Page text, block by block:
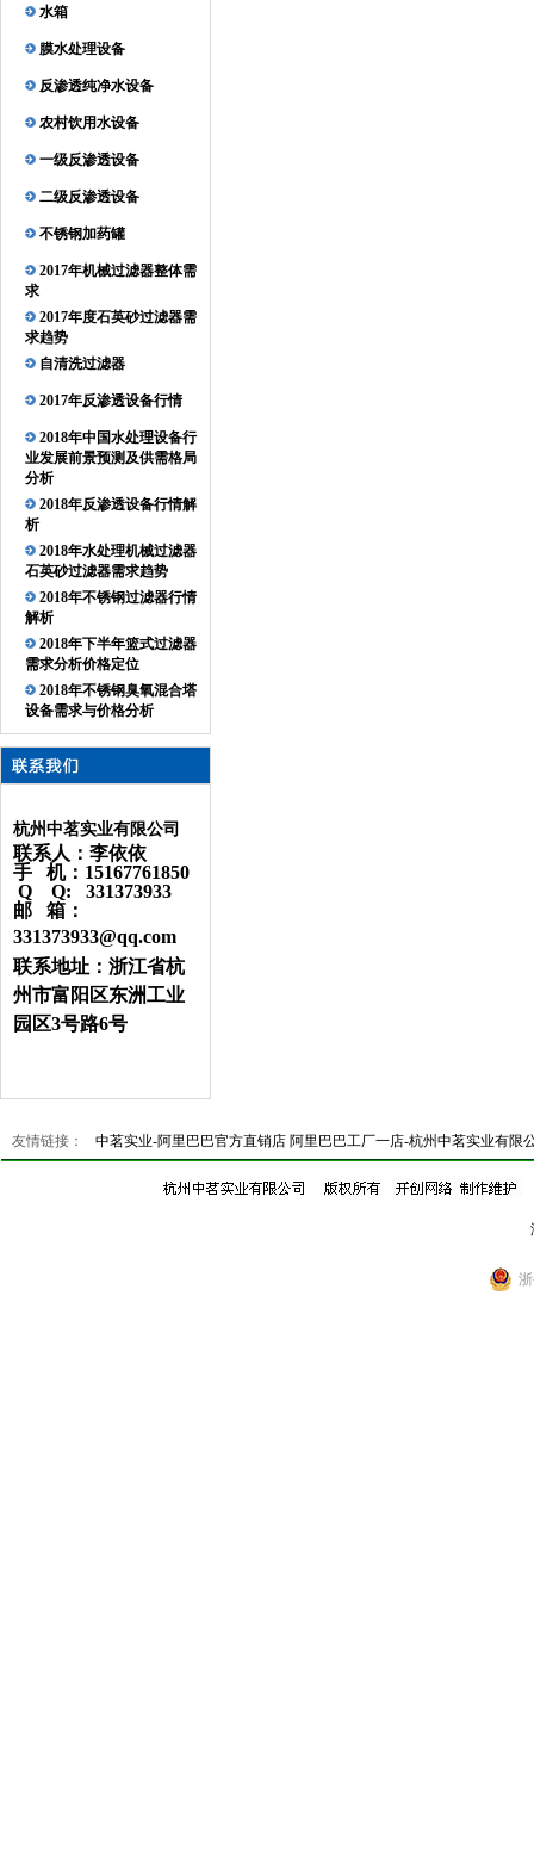
水箱
膜水处理设备
反渗透纯净水设备
农村饮用水设备
一级反渗透设备
二级反渗透设备
不锈钢加药罐
2017年机械过滤器整体需
求
2017年度石英砂过滤器需
求趋势
自清洗过滤器
2017年反渗透设备行情
2018年中国水处理设备行
业发展前景预测及供需格局
分析
2018年反渗透设备行情解
析
2018年水处理机械过滤器
石英砂过滤器需求趋势
2018年不锈钢过滤器行情
解析
2018年下半年篮式过滤器
需求分析价格定位
2018年不锈钢臭氧混合塔
设备需求与价格分析
杭州中茗实业有限公司
联系人：李依依
手 机：15167761850
Q Q: 331373933
邮 箱：
331373933@qq.com
联系地址：浙江省杭
州市富阳区东洲工业
园区3号路6号
友情链接： 中茗实业-阿里巴巴官方直销店 阿里巴巴工厂一店-杭州中茗实业有限